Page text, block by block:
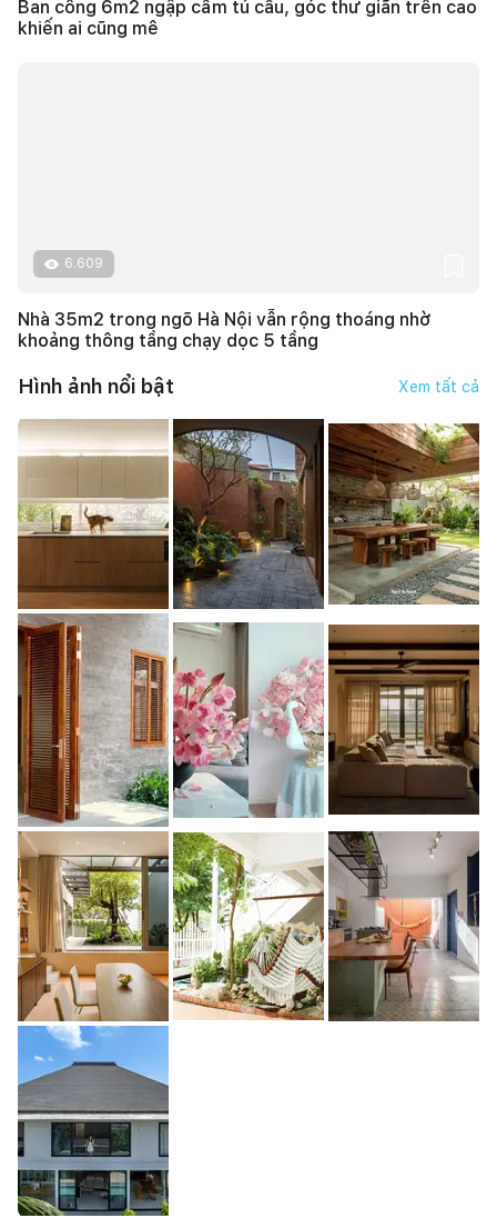
Ban công 6m2 ngập cẩm tú cầu, góc thư giãn trên cao
khiến ai cũng mê
6.609
Nhà 35m2 trong ngõ Hà Nội vẫn rộng thoáng nhờ
khoảng thông tầng chạy dọc 5 tầng
Hình ảnh nổi bật Xem tất cả